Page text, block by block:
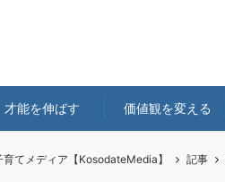
才能を伸ばす 価値観を変える
育てメディア【KosodateMedia】 記事